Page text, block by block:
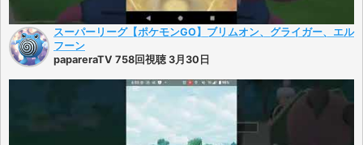
スーパーリーグ【ポケモンGO】ブリムオン、グライガー、エル
フーン
papareraTV 758回視聴 3月30日